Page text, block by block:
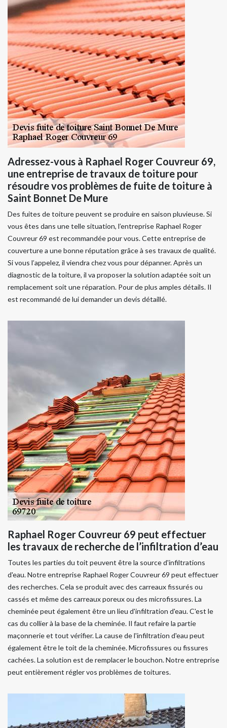
Adressez-vous à Raphael Roger Couvreur 69,
une entreprise de travaux de toiture pour
résoudre vos problèmes de fuite de toiture à
Saint Bonnet De Mure
Des fuites de toiture peuvent se produire en saison pluvieuse. Si
vous êtes dans une telle situation, l’entreprise Raphael Roger
Couvreur 69 est recommandée pour vous. Cette entreprise de
couverture a une bonne réputation grâce à ses travaux de qualité.
Si vous l’appelez, il viendra chez vous pour dépanner. Après un
diagnostic de la toiture, il va proposer la solution adaptée soit un
remplacement soit une réparation. Pour de plus amples détails. Il
est recommandé de lui demander un devis détaillé.
Raphael Roger Couvreur 69 peut effectuer
les travaux de recherche de l’infiltration d’eau
Toutes les parties du toit peuvent être la source d'infiltrations
d'eau. Notre entreprise Raphael Roger Couvreur 69 peut effectuer
des recherches. Cela se produit avec des carreaux fissurés ou
cassés et même des carreaux poreux ou des microfissures. La
cheminée peut également être un lieu d'infiltration d'eau. C'est le
cas du collier à la base de la cheminée. Il faut refaire la partie
maçonnerie et tout vérifier. La cause de l'infiltration d'eau peut
également être le toit de la cheminée. Microfissures ou fissures
cachées. La solution est de remplacer le bouchon. Notre entreprise
peut entièrement régler vos problèmes de toitures.